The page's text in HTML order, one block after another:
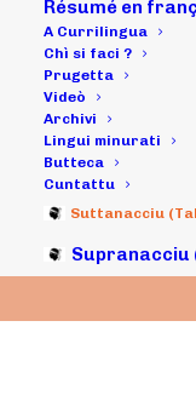
Résumé en
A Currilingua
Chì si faci ?
Prugetta
Videò
Archivi
Lingui minurati
Butteca
Cuntattu
Suttanacciu
Supranacciu
23/07/2021